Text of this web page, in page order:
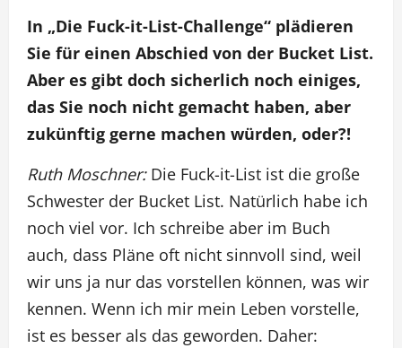
In „Die Fuck-it-List-Challenge“ plädieren
Sie für einen Abschied von der Bucket List.
Aber es gibt doch sicherlich noch einiges,
das Sie noch nicht gemacht haben, aber
zukünftig gerne machen würden, oder?!
Ruth Moschner:Die Fuck-it-List ist die große
Schwester der Bucket List. Natürlich habe ich
noch viel vor. Ich schreibe aber im Buch
auch, dass Pläne oft nicht sinnvoll sind, weil
wir uns ja nur das vorstellen können, was wir
kennen. Wenn ich mir mein Leben vorstelle,
ist es besser als das geworden. Daher: